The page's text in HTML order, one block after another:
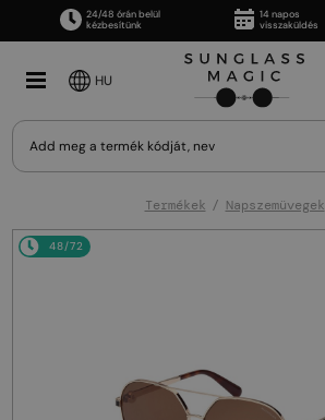
24/48 órán belül
kézbesítünk
14 napos
visszaküldés
HU
Termékek Napszemüvegek
48/72